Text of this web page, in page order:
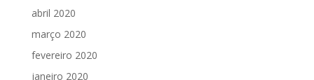
abril 2020
março 2020
fevereiro 2020
janeiro 2020